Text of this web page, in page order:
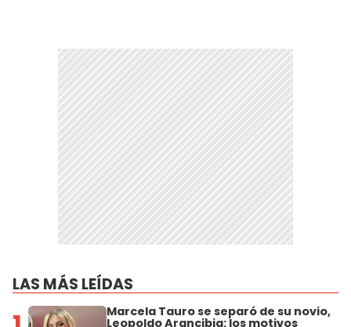
LAS MÁS LEÍDAS
Marcela Tauro se separó de su novio,
Leopoldo Arancibia: los motivos